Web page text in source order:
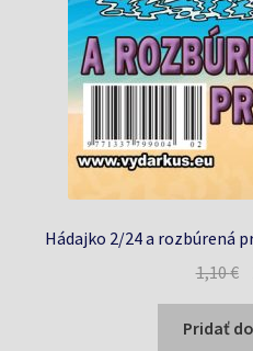
Hádajko 2/24 a rozbúrená
1,10€
Pridať